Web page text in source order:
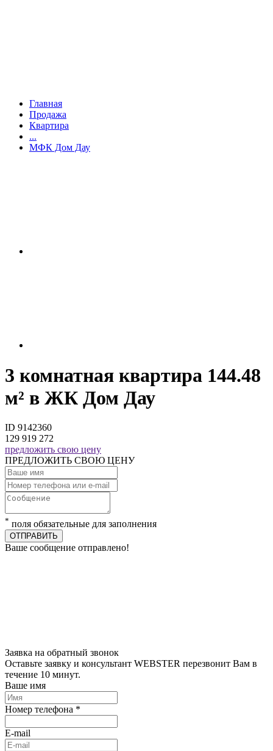
Главная
Продажа
Квартира
...
МФК Дом Дау
3 комнатная квартира 144.48
м² в ЖК Дом Дау
ID 9142360
129 919 272
предложить свою цену
ПРЕДЛОЖИТЬ СВОЮ ЦЕНУ
* поля обязательные для заполнения
ОТПРАВИТЬ
Ваше сообщение отправлено!
Заявка на обратный звонок
Оставьте заявку и консультант WEBSTER перезвонит Вам в
течение 10 минут.
Ваше имя
Номер телефона *
E-mail